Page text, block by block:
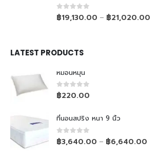
0out of 5
฿19,130.00 – ฿21,020.00
LATEST PRODUCTS
หมอนหมุน
0out of 5
฿220.00
ที่นอนสปริง หนา 9 นิ้ว
0out of 5
฿3,640.00 – ฿6,640.00